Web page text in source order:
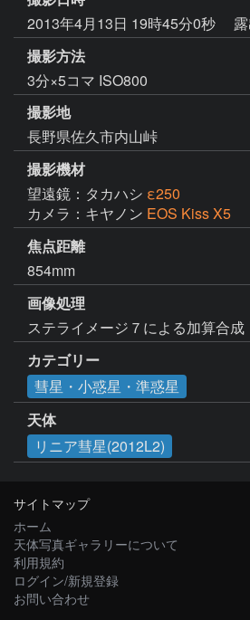
2013年4月13日 19時45分0秒
撮影方法
3分×5コマ ISO800
撮影地
長野県佐久市内山峠
撮影機材
望遠鏡：タカハシ ε250
カメラ：キヤノン EOS Kiss X5
焦点距離
854mm
画像処理
ステライメージ７による加算合成
カテゴリー
彗星・小惑星・準惑星
天体
リニア彗星(2012L2)
サイトマップ
ホーム
天体写真ギャラリーについて
利用規約
ログイン/新規登録
お問い合わせ